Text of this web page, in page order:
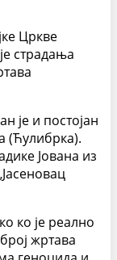
Цркве
страдања
је и постојан
(Ћулибрка).
Јована из
ко је реално
жртава